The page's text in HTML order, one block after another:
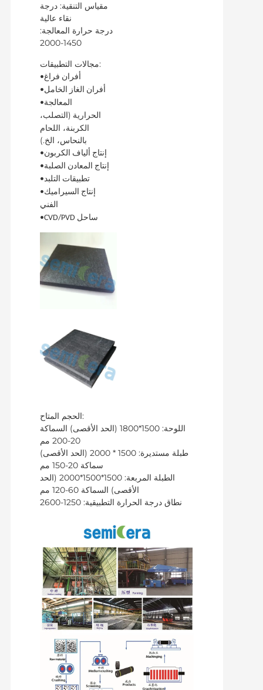
مقياس التنقية: درجة
نقاء عالية
درجة حرارة المعالجة:
1450-2000
مجالات التطبيقات:
•المعالجة
الحرارية (التصلب،
الكربنة، اللحام
•تطبيقات التلبد
•إنتاج السيراميك
الحجم المتاح:
اللوحة: 1500*1800 (الحد الأقصى) السماكة
20-200 مم
طبلة مستديرة: 1500 * 2000 (الحد الأقصى)
الطبلة المربعة: 1500*1500*2000 (الحد